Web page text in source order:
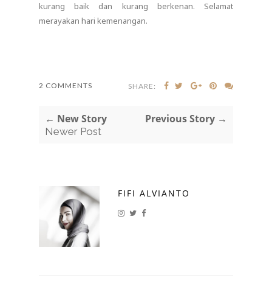
kurang baik dan kurang berkenan. Selamat
merayakan hari kemenangan.
2 COMMENTS SHARE:
← New Story
Newer Post
Previous Story →
FIFI ALVIANTO